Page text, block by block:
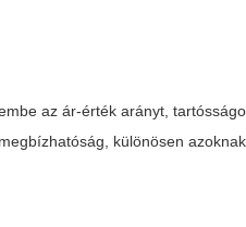
az ár-érték arányt,
különösen